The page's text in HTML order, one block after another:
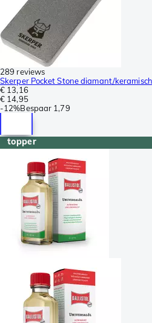
289 reviews
Skerper Pocket Stone diamant/
€ 13,16
€ 14,95
-12%Bespaar 1,79
topper